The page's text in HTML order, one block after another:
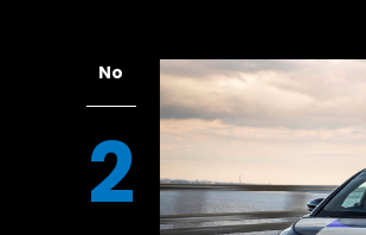
No
2